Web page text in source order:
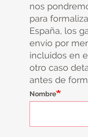
nos
para
España, los
envío por
incluidos en
otro caso
antes de
Nombre